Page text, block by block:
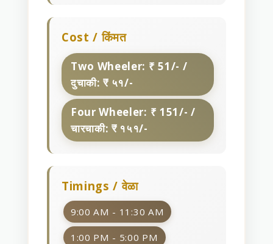
Cost / किंमत
Two Wheeler: ₹ 51/- /
दुचाकी: ₹ ५१/-
Four Wheeler: ₹ 151/- /
चारचाकी: ₹ १५१/-
Timings / वेळा
9:00 AM - 11:30 AM
1:00 PM - 5:00 PM